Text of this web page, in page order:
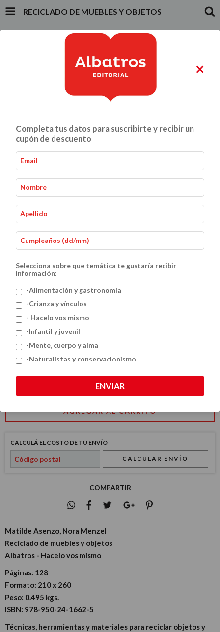
RECICLADO DE MUEBLES Y OBJETOS
PRODUCTOS
ALIMENTACIÓN Y GASTRONOMÍA
Inicio - Hacelo vos mismo - Reciclado de muebles y objetos
Reciclado de muebles y objetos
$54.46 USD
CALCULÁ EL COSTO DE TU ENVÍO
CALCULAR ENVÍO
COMPARTIR
Matilde Asenzo, Nora Menzel
Reciclado de muebles y objetos
Albatros - Hacelo vos mismo
Páginas: 128
Formato: 210 x 260
Peso: 0.495 kgs.
ISBN: 978-950-24-1662-5
Técnicas, herramientas y materiales para reciclar objetos y
×
Completa tus datos para suscribirte y recibir un
cupón de descuento
Selecciona sobre que temática te gustaría recibir
información:
-Alimentación y gastronomía
-Crianza y vínculos
- Hacelo vos mismo
-Infantil y juvenil
-Mente, cuerpo y alma
-Naturalistas y conservacionismo
ENVIAR